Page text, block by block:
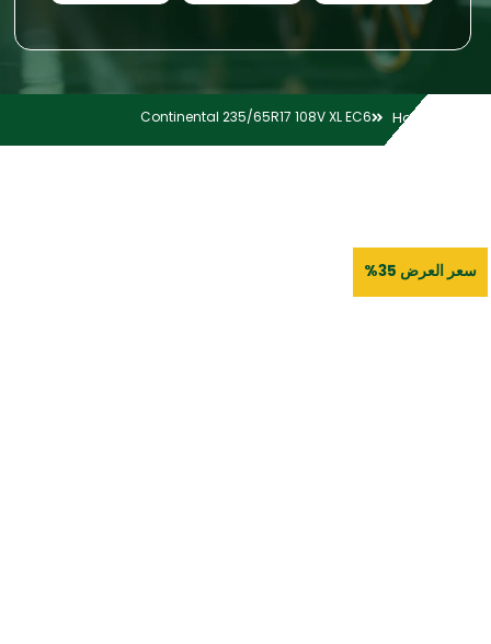
Home
Continental 235/65R17 108V XL EC6
سعر العرض 35%